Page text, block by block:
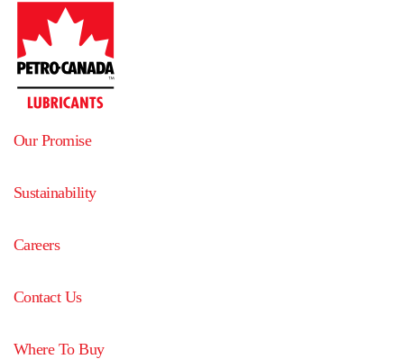
Our Promise
Sustainability
Careers
Contact Us
Where To Buy